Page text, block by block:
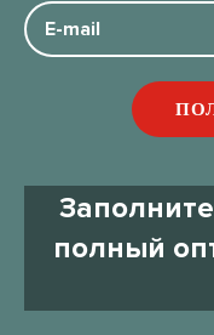
полный